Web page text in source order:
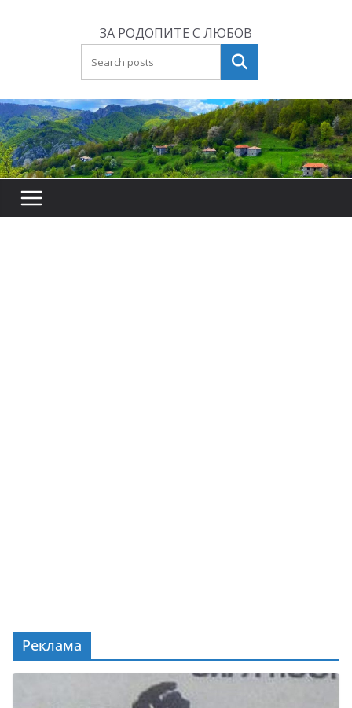
ЗА РОДОПИТЕ С ЛЮБОВ
Търсене
Реклама